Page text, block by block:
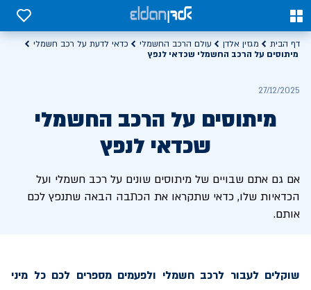
0
0
דף הבית מגזין אלדן עולם הרכב החשמלי
כדאי לדעת על רכב חשמלי
מיתוסים על הרכב החשמלי שכדאי לנפץ
27/12/2025
מיתוסים על הרכב החשמלי
שכדאי לנפץ
אם גם אתם שבויים של מיתוסים שונים על רכב חשמלי ועל
הכדאיות שלו, כדאי שתקראו את הכתבה הבאה שתנפץ לכם
אותם.
שוקלים לעבור לרכב חשמלי ולפעמים מספרים לכם כל מיני